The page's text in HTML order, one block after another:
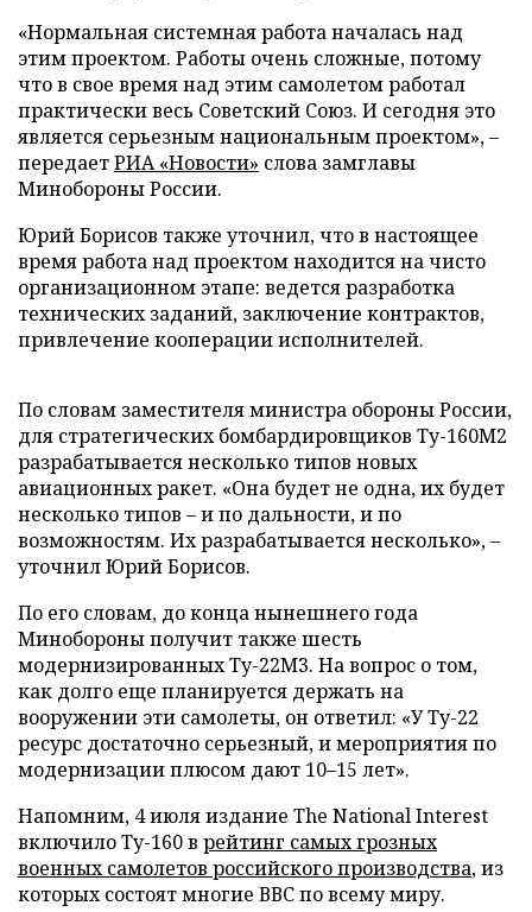
«Нормальная системная работа началась над
этим проектом. Работы очень сложные, потому
что в свое время над этим самолетом работал
практически весь Советский Союз. И сегодня это
является серьезным национальным проектом», –
передаетРИА «Новости» слова замглавы
Минобороны России.
Юрий Борисов также уточнил, что в настоящее
время работа над проектом находится на чисто
организационном этапе: ведется разработка
технических заданий, заключение контрактов,
привлечение кооперации исполнителей.
По словам заместителя министра обороны России,
для стратегических бомбардировщиков Ту-160М2
разрабатывается несколько типов новых
авиационных ракет. «Она будет не одна, их будет
несколько типов – и по дальности, и по
возможностям. Их разрабатывается несколько», –
уточнил Юрий Борисов.
По его словам, до конца нынешнего года
Минобороны получит также шесть
модернизированных Ту-22М3. На вопрос о том,
как долго еще планируется держать на
вооружении эти самолеты, он ответил: «У Ту-22
ресурс достаточно серьезный, и мероприятия по
модернизации плюсом дают 10–15 лет».
Напомним, 4 июля издание The National Interest
включило Ту-160 в рейтинг самых грозных
военных самолетов российского производства, из
которых состоят многие ВВС по всему миру.